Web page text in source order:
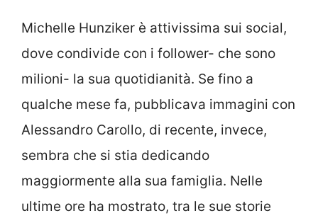
Michelle Hunziker è attivissima sui social,
dove condivide con i follower- che sono
milioni- la sua quotidianità. Se fino a
qualche mese fa, pubblicava immagini con
Alessandro Carollo, di recente, invece,
sembra che si stia dedicando
maggiormente alla sua famiglia. Nelle
ultime ore ha mostrato, tra le sue storie